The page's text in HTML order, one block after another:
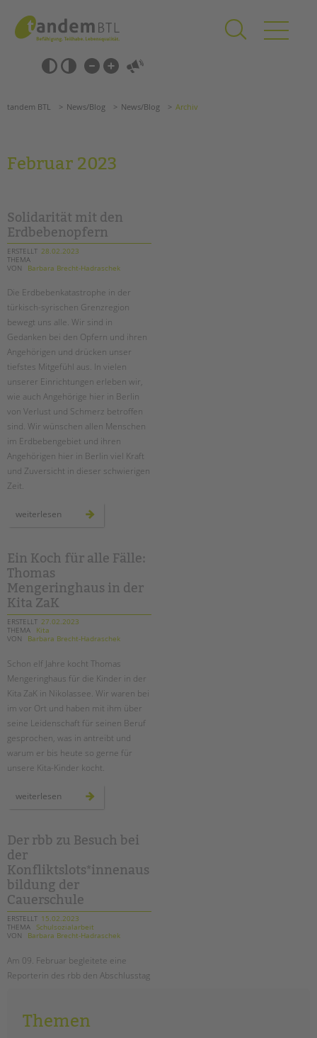
springen
Barrierefrei-
Einstellungen
überspringen
überspringen
Förderzentren
Kollegs
EFöB
Schulbezogene Sozialarbeit
HILFEN ZUR ERZIEHUNG
EINGLIEDERUNGSHILFE
BETREUTES WOHNEN
TANDEM BTL AKADEMIE
Zertfikatskurse
Seminarkalender
Seminarräume
Bereiche im Überblick
Kinder- und Jugendschutz
Unsere Videos
Gesellschafter VdK
schoolcoach BTL
tandem international
KARRIERE
Stellenangebote
tandem als Arbeitgeberin
NEWS/BLOG
unkuerzbar
Briefe an Kai
Magazin
KONTAKT
Impressum
Datenschutz
Hinweisgebersystem
Intranet
Suchen
tandem BTL News/Blog News/Blog Archiv
Februar 2023
Solidarität mit den
Erdbebenopfern
ERSTELLT 28.02.2023
THEMA
VON
Barbara Brecht-Hadraschek
Die Erdbebenkatastrophe in der
türkisch-syrischen Grenzregion
bewegt uns alle. Wir sind in
Gedanken bei den Opfern und ihren
Angehörigen und drücken unser
tiefstes Mitgefühl aus. In vielen
unserer Einrichtungen erleben wir,
wie auch Angehörige hier in Berlin
von Verlust und Schmerz betroffen
sind. Wir wünschen allen Menschen
im Erdbebengebiet und ihren
Angehörigen hier in Berlin viel Kraft
und Zuversicht in dieser schwierigen
Zeit.
weiterlesen solidarität
Ein Koch für alle Fälle:
Thomas
Mengeringhaus in der
Kita ZaK
ERSTELLT 27.02.2023
THEMA
Kita
VON
Barbara Brecht-Hadraschek
Schon elf Jahre kocht Thomas
Mengeringhaus für die Kinder in der
Kita ZaK in Nikolassee. Wir waren bei
im vor Ort und haben mit ihm über
seine Leidenschaft für seinen Beruf
gesprochen, was in antreibt und
warum er bis heute so gerne für
unsere Kita-Kinder kocht.
weiterlesen
thomas
mengeringhaus
der
kita
zak
Der rbb zu Besuch bei
der
Konfliktslots*innenaus
bildung der
Cauerschule
ERSTELLT 15.02.2023
THEMA Schulsozialarbeit
VON
Barbara Brecht-Hadraschek
Am 09. Februar begleitete eine
Reporterin des rbb den Abschlusstag
zur Mediathek ist im Beitrag.
Themen